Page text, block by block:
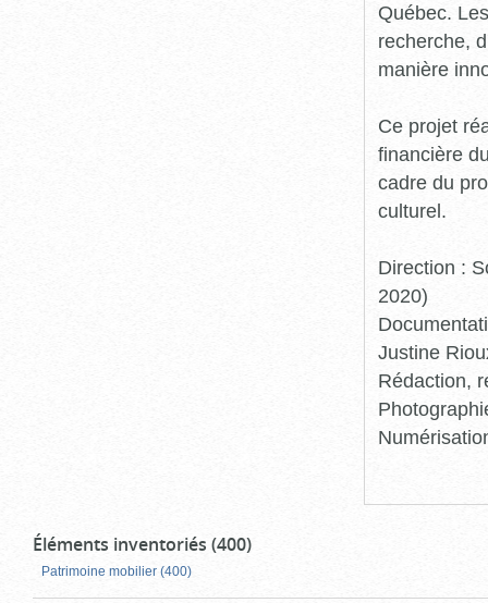
Québec.
recherche,
manière
Ce projet
financière
cadre du
culturel.
Direction :
2020)
Justine
Rédaction,
Éléments inventoriés (400)
Patrimoine mobilier (400)